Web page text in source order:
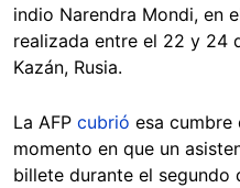
indio Narendra Mondi, en
realizada entre el 22 y 24
Kazán, Rusia.
La AFP cubrió esa cumbre
momento en que un
billete durante el segundo